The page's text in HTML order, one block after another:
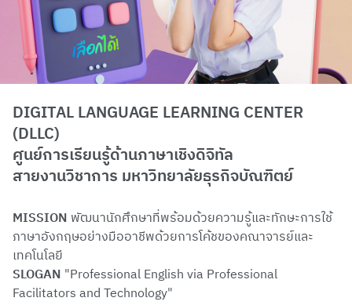
DIGITAL LANGUAGE LEARNING CENTER
(DLLC)
ศูนย์การเรียนรู้ด้านภาษาเชิงดิจิทัล
สายงานวิชาการ มหาวิทยาลัยธุรกิจบัณฑิตย์
MISSION พัฒนานักศึกษาที่พร้อมด้วยความรู้และทักษะการใช้
ภาษาอังกฤษอย่างมืออาชีพด้วยการโค้ชของคณาจารย์และ
เทคโนโลยี
SLOGAN "Professional English via Professional
Facilitators and Technology"